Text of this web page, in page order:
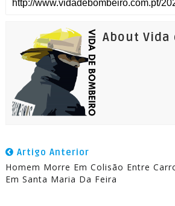
About Vida
Artigo Anterior
Homem Morre Em Colisão Entre
Em Santa Maria Da Feira